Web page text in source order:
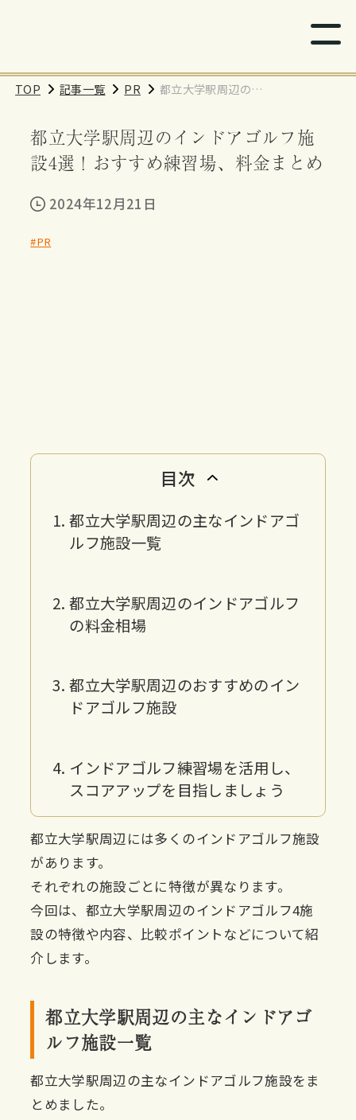
TOP 記事一覧 PR
都立大学駅周辺のイ
選！おすすめ練習
場、料金まとめ
都立大学駅周辺のインドアゴルフ施
設4選！おすすめ練習場、料金まとめ
2024年12月21日
#PR
目次
都立大学駅周辺の主なインドアゴ
ルフ施設一覧
都立大学駅周辺のインドアゴルフ
の料金相場
都立大学駅周辺のおすすめのイン
ドアゴルフ施設
インドアゴルフ練習場を活用し、
スコアアップを目指しましょう
都立大学駅周辺には多くのインドアゴルフ施設
があります。
それぞれの施設ごとに特徴が異なります。
今回は、都立大学駅周辺のインドアゴルフ4施
設の特徴や内容、比較ポイントなどについて紹
介します。
都立大学駅周辺の主なインドアゴ
ルフ施設一覧
都立大学駅周辺の主なインドアゴルフ施設をま
とめました。